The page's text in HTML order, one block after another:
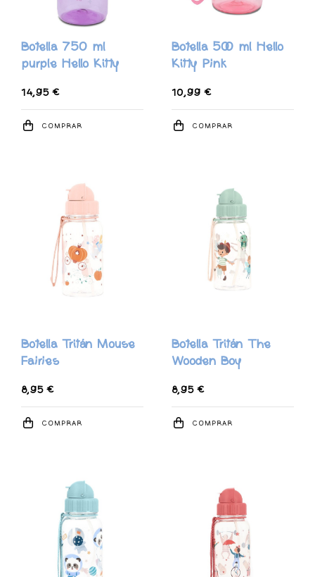
Botella 750 ml
purple Hello Kitty
14,95 €
COMPRAR
Botella 500 ml Hello
Kitty Pink
10,99 €
COMPRAR
Botella Tritán Mouse
Fairies
8,95 €
COMPRAR
Botella Tritán The
Wooden Boy
8,95 €
COMPRAR